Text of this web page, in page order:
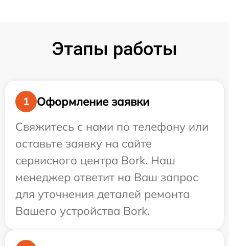
Этапы работы
1
Оформление заявки
Свяжитесь с нами по телефону или
оставьте заявку на сайте
сервисного центра Bork. Наш
менеджер ответит на Ваш запрос
для уточнения деталей ремонта
Вашего устройства Bork.